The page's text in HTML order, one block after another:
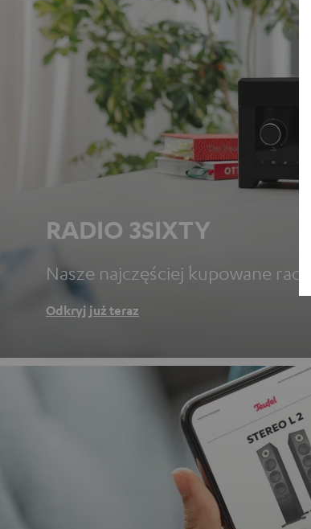
RADIO 3SIXTY
Nasze najczęściej kupowane radio.
Odkryj już teraz